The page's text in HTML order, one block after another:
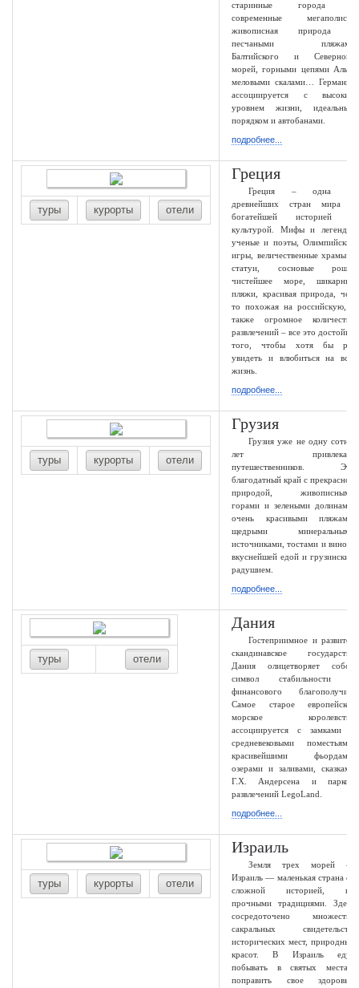
старинные города и
современные мегаполисы,
живописная природа с
песчаными пляжами
Балтийского и Северного
морей, горными цепями Альп,
меловыми скалами… Германия
ассоциируется с высоким
уровнем жизни, идеальным
порядком и автобанами.
подробнее...
туры курорты отели
Греция
Греция – одна из
древнейших стран мира с
богатейшей историей и
культурой. Мифы и легенды,
ученые и поэты, Олимпийские
игры, величественные храмы и
статуи, сосновые рощи,
чистейшее море, шикарные
пляжи, красивая природа, чем
то похожая на российскую, а
также огромное количество
развлечений – все это достойно
того, чтобы хотя бы раз
увидеть и влюбиться на всю
жизнь.
подробнее...
туры курорты отели
Грузия
Грузия уже не одну сотню
лет привлекает
путешественников. Это
благодатный край с прекрасной
природой, живописными
горами и зелеными долинами,
очень красивыми пляжами,
щедрыми минеральными
источниками, тостами и вином,
вкуснейшей едой и грузинским
радушием.
подробнее...
туры отели
Дания
Гостеприимное и развитое
скандинавское государство
Дания олицетворяет собой
символ стабильности и
финансового благополучия.
Самое старое европейское
морское королевство
ассоциируется с замками и
средневековыми поместьями,
красивейшими фьордами,
озерами и заливами, сказками
Г.Х. Андерсена и парком
развлечений LegoLand.
подробнее...
туры курорты отели
Израиль
Земля трех морей —
Израиль — маленькая страна со
сложной историей, но
прочными традициями. Здесь
сосредоточено множество
сакральных свидетельств,
исторических мест, природных
красот. В Израиль едут
побывать в святых местах,
поправить свое здоровье,